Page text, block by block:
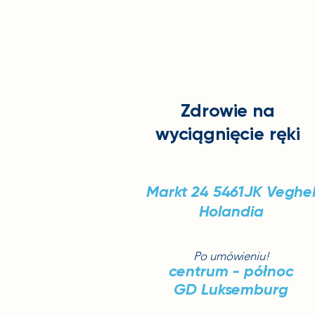
Zdrowie na
wyciągnięcie ręki
Markt 24 5461JK Veghel
Holandia
Po umówieniu!
centrum - północ
GD Luksemburg